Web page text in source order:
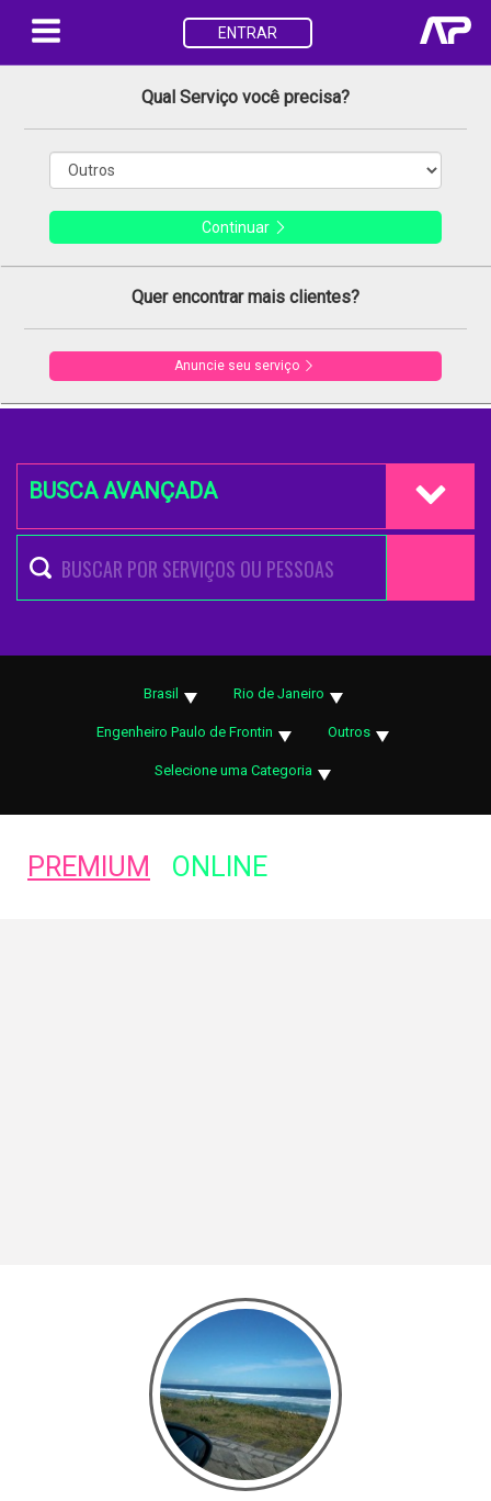
ENTRAR
Qual Serviço você precisa?
Continuar
Quer encontrar mais clientes?
Anuncie seu serviço
BUSCA AVANÇADA
Brasil Rio de Janeiro
Engenheiro Paulo de Frontin Outros
Selecione uma Categoria
PREMIUM ONLINE